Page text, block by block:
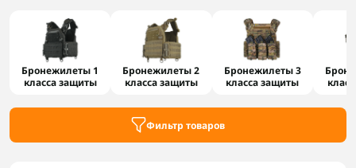
Бронежилеты 1
класса защиты
Бронежилеты 2
класса защиты
Бронежилеты 3
класса защиты
Фильтр товаров